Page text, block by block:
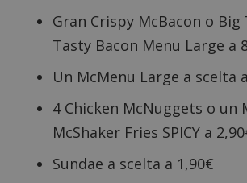
Gran Crispy McBacon o Big
Tasty Bacon Menu Large a
Un McMenu Large a scelta
4 Chicken McNuggets o un
McShaker Fries SPICY a
Sundae a scelta a 1,90€